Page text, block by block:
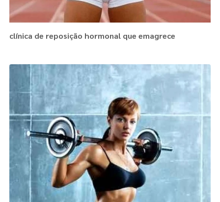
clínica de reposição hormonal que emagrece